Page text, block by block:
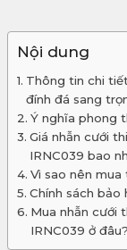
Nội dung
Thông tin chi
đính đá sang
Ý nghĩa phong
Giá nhẫn cưới
IRNC039 bao
Vì sao nên mua
Chính sách bảo
Mua nhẫn cưới
IRNC039 ở đâu?